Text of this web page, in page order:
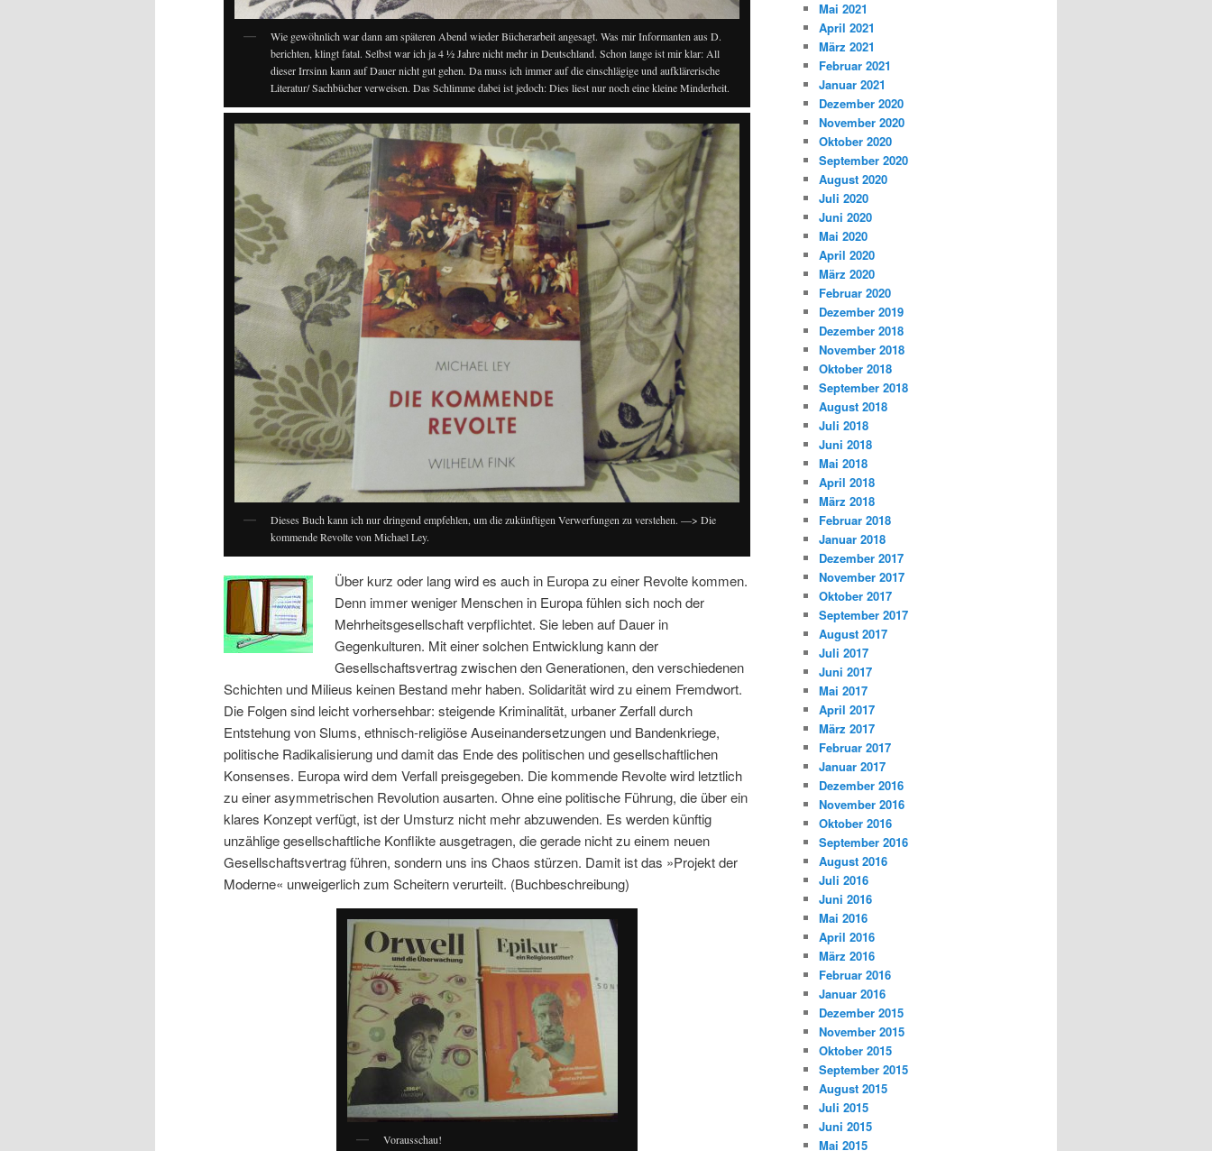
Wie gewöhnlich war dann am späteren Abend wieder Bücherarbeit angesagt. Was mir Informanten aus D.
berichten, klingt fatal. Selbst war ich ja 4 ½ Jahre nicht mehr in Deutschland. Schon lange ist mir klar: All
dieser Irrsinn kann auf Dauer nicht gut gehen. Da muss ich immer auf die einschlägige und aufklärerische
Literatur/ Sachbücher verweisen. Das Schlimme dabei ist jedoch: Dies liest nur noch eine kleine Minderheit.
Dieses Buch kann ich nur dringend empfehlen, um die zukünftigen Verwerfungen zu verstehen. —> Die
kommende Revolte von Michael Ley.
Über kurz oder lang wird es auch in Europa zu einer Revolte kommen.
Denn immer weniger Menschen in Europa fühlen sich noch der
Mehrheitsgesellschaft verpflichtet. Sie leben auf Dauer in
Gegenkulturen. Mit einer solchen Entwicklung kann der
Gesellschaftsvertrag zwischen den Generationen, den verschiedenen
Schichten und Milieus keinen Bestand mehr haben. Solidarität wird zu einem Fremdwort.
Die Folgen sind leicht vorhersehbar: steigende Kriminalität, urbaner Zerfall durch
Entstehung von Slums, ethnisch-religiöse Auseinandersetzungen und Bandenkriege,
politische Radikalisierung und damit das Ende des politischen und gesellschaftlichen
Konsenses. Europa wird dem Verfall preisgegeben. Die kommende Revolte wird letztlich
zu einer asymmetrischen Revolution ausarten. Ohne eine politische Führung, die über ein
klares Konzept verfügt, ist der Umsturz nicht mehr abzuwenden. Es werden künftig
unzählige gesellschaftliche Konflikte ausgetragen, die gerade nicht zu einem neuen
Gesellschaftsvertrag führen, sondern uns ins Chaos stürzen. Damit ist das »Projekt der
Moderne« unweigerlich zum Scheitern verurteilt. (Buchbeschreibung)
Vorausschau!
Mai 2021
April 2021
März 2021
Februar 2021
Januar 2021
Dezember 2020
November 2020
Oktober 2020
September 2020
August 2020
Juli 2020
Juni 2020
Mai 2020
April 2020
März 2020
Februar 2020
Dezember 2019
Dezember 2018
November 2018
Oktober 2018
September 2018
August 2018
Juli 2018
Juni 2018
Mai 2018
April 2018
März 2018
Februar 2018
Januar 2018
Dezember 2017
November 2017
Oktober 2017
September 2017
August 2017
Juli 2017
Juni 2017
Mai 2017
April 2017
März 2017
Februar 2017
Januar 2017
Dezember 2016
November 2016
Oktober 2016
September 2016
August 2016
Juli 2016
Juni 2016
Mai 2016
April 2016
März 2016
Februar 2016
Januar 2016
Dezember 2015
November 2015
Oktober 2015
September 2015
August 2015
Juli 2015
Juni 2015
Mai 2015